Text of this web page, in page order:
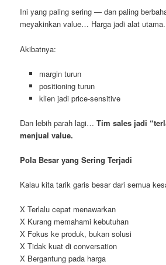
Ini yang paling sering — dan paling
meyakinkan value… Harga jadi alat utama.
Akibatnya:
margin turun
positioning turun
klien jadi price-sensitive
Dan lebih parah lagi…Tim sales jadi
menjual value.
Pola Besar yang Sering Terjadi
Kalau kita tarik garis besar dari semua
X Terlalu cepat menawarkan
X Kurang memahami kebutuhan
X Fokus ke produk, bukan solusi
X Tidak kuat di conversation
X Bergantung pada harga